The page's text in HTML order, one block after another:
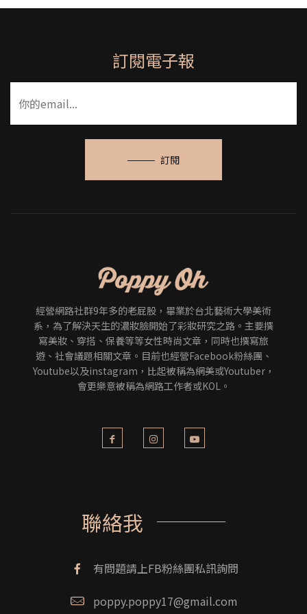
訂閱電子報
訂閱
經營網路社群9年多的老屁股，畢業於台北藝術大學美術
系，為了解決天生的濃妝臉開始了彩妝研究之路。主要撰
寫美妝、穿搭、保養等等女性時尚文章，同時也撰寫旅
遊、社會議題相關文章。目前也經營Facebook粉絲團、
Youtube以及instagram，比起被稱為網美或Youtuber，
會更樂意被稱為網路工作者或KOL。
聯絡我
有問題請上FB粉絲團私訊詢問
poppy.poppy17@gmail.com